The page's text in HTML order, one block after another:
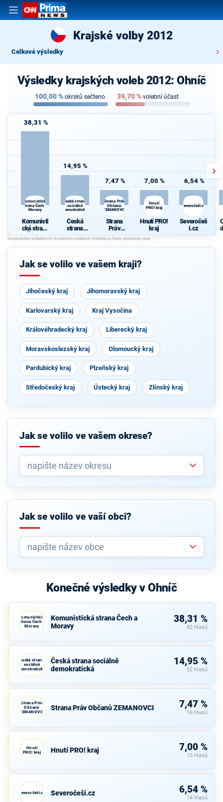
Krajské volby 2012
Celkové výsledky
Výsledky krajských voleb 2012: Ohníč
100,00% okrsků sečteno 39,70% volební účast
38,31 %
Komunistická
strana Čech a
Moravy
Komunisti
cká strana
Čech a
Moravy
14,95 %
Česká strana
sociálně
demokratická
Česká
strana
sociálně
demokrati
cká
7,47 %
Strana Práv
Občanů
ZEMANOVCI
Strana
Práv
Občanů
ZEMANO
VCI
7,00 %
Hnutí
PRO! kraj
Hnutí PRO!
kraj
6,54 %
Severočeši.cz
Severočeš
i.cz
Jak se volilo ve vašem kraji?
Jihočeský kraj Jihomoravský kraj
Karlovarský kraj Kraj Vysočina
Královéhradecký kraj Liberecký kraj
Moravskoslezský kraj Olomoucký kraj
Pardubický kraj Plzeňský kraj
Středočeský kraj Ústecký kraj Zlínský kraj
Jak se volilo ve vašem okrese?
Jak se volilo ve vaší obci?
Konečné výsledky v Ohníč
Komunistická
strana Čech a
Moravy
Komunistická strana Čech a
Moravy
38,31 %
82 hlasů
Česká strana
sociálně
demokratická
Česká strana sociálně
demokratická
14,95 %
32 hlasů
Strana Práv
Občanů
ZEMANOVCI
Strana Práv Občanů ZEMANOVCI 7,47 %
16 hlasů
Hnutí
PRO! kraj
Hnutí PRO! kraj 7,00 %
15 hlasů
Severočeši.cz Severočeši.cz 6,54 %
14 hlasů